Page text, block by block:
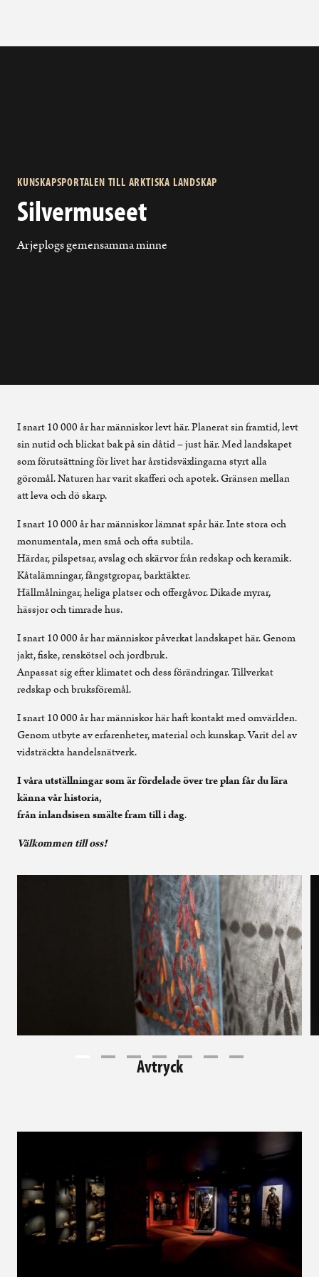
KUNSKAPSPORTALEN TILL ARKTISKA LANDSKAP
Silvermuseet
Arjeplogs gemensamma minne
I snart 10 000 år har människor levt här. Planerat sin framtid, levt
sin nutid och blickat bak på sin dåtid – just här. Med landskapet
som förutsättning för livet har årstidsväxlingarna styrt alla
göromål. Naturen har varit skafferi och apotek. Gränsen mellan
att leva och dö skarp.
I snart 10 000 år har människor lämnat spår här. Inte stora och
monumentala, men små och ofta subtila.
Härdar, pilspetsar, avslag och skärvor från redskap och keramik.
Kåtalämningar, fångstgropar, barktäkter.
Hällmålningar, heliga platser och offergåvor. Dikade myrar,
hässjor och timrade hus.
I snart 10 000 år har människor påverkat landskapet här. Genom
jakt, fiske, renskötsel och jordbruk.
Anpassat sig efter klimatet och dess förändringar. Tillverkat
redskap och bruksföremål.
I snart 10 000 år har människor här haft kontakt med omvärlden.
Genom utbyte av erfarenheter, material och kunskap. Varit del av
vidsträckta handelsnätverk.
I våra utställningar som är fördelade över tre plan får du lära
känna vår historia,
från inlandsisen smälte fram till i dag.
Välkommen till oss!
Avtryck